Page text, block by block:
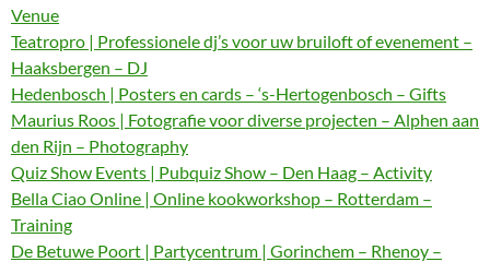
Venue
Teatropro | Professionele dj’s voor uw bruiloft of evenement –
Haaksbergen – DJ
Hedenbosch | Posters en cards – ‘s-Hertogenbosch – Gifts
Maurius Roos | Fotografie voor diverse projecten – Alphen aan
den Rijn – Photography
Quiz Show Events | Pubquiz Show – Den Haag – Activity
Bella Ciao Online | Online kookworkshop – Rotterdam –
Training
De Betuwe Poort | Partycentrum | Gorinchem – Rhenoy –